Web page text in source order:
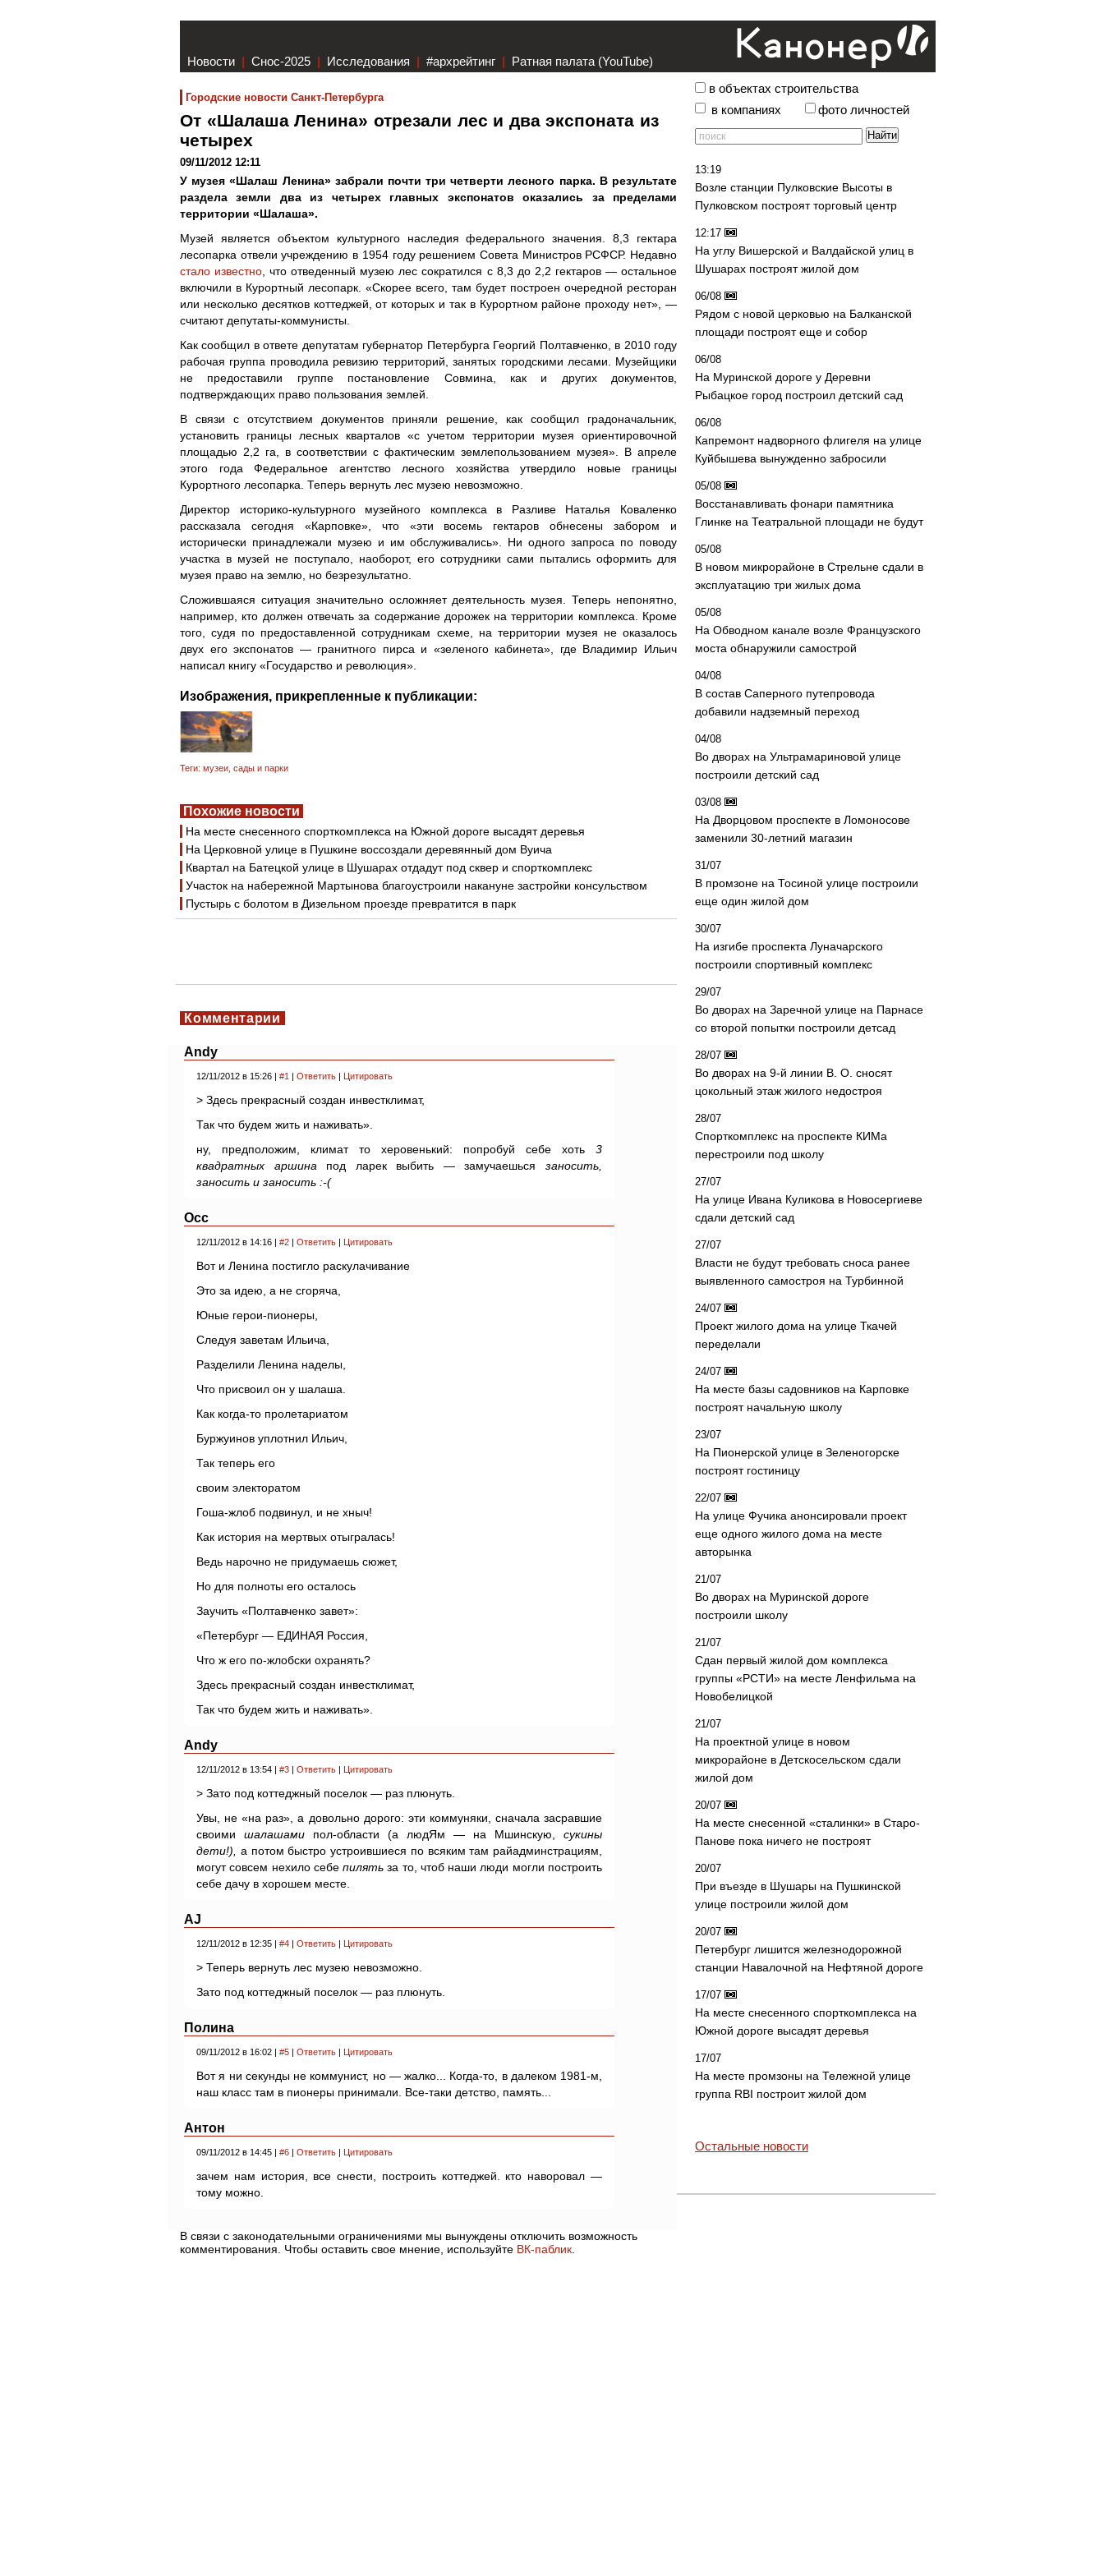
Новости | Снос-2025 | Исследования | #архрейтинг | Ратная палата (YouTube)
Городские новости Санкт-Петербурга
От «Шалаша Ленина» отрезали лес и два экспоната из
четырех
09/11/2012 12:11
У музея «Шалаш Ленина» забрали почти три четверти лесного парка. В результате
раздела земли два из четырех главных экспонатов оказались за пределами
территории «Шалаша».
Музей является объектом культурного наследия федерального значения. 8,3 гектара
лесопарка отвели учреждению в 1954 году решением Совета Министров РСФСР. Недавно
стало известно , что отведенный музею лес сократился с 8,3 до 2,2 гектаров — остальное
включили в Курортный лесопарк. «Скорее всего, там будет построен очередной ресторан
или несколько десятков коттеджей, от которых и так в Курортном районе проходу нет», —
считают депутаты-коммунисты.
Как сообщил в ответе депутатам губернатор Петербурга Георгий Полтавченко, в 2010 году
рабочая группа проводила ревизию территорий, занятых городскими лесами. Музейщики
не предоставили группе постановление Совмина, как и других документов,
подтверждающих право пользования землей.
В связи с отсутствием документов приняли решение, как сообщил градоначальник,
установить границы лесных кварталов «с учетом территории музея ориентировочной
площадью 2,2 га, в соответствии с фактическим землепользованием музея». В апреле
этого года Федеральное агентство лесного хозяйства утвердило новые границы
Курортного лесопарка. Теперь вернуть лес музею невозможно.
Директор историко-культурного музейного комплекса в Разливе Наталья Коваленко
рассказала сегодня «Карповке», что «эти восемь гектаров обнесены забором и
исторически принадлежали музею и им обслуживались». Ни одного запроса по поводу
участка в музей не поступало, наоборот, его сотрудники сами пытались оформить для
музея право на землю, но безрезультатно.
Сложившаяся ситуация значительно осложняет деятельность музея. Теперь непонятно,
например, кто должен отвечать за содержание дорожек на территории комплекса. Кроме
того, судя по предоставленной сотрудникам схеме, на территории музея не оказалось
двух его экспонатов — гранитного пирса и «зеленого кабинета», где Владимир Ильич
написал книгу «Государство и революция».
Изображения, прикрепленные к публикации:
Теги: музеи сады и парки
Похожие новости
На месте снесенного спорткомплекса на Южной дороге высадят деревья
На Церковной улице в Пушкине воссоздали деревянный дом Вуича
Квартал на Батецкой улице в Шушарах отдадут под сквер и спорткомплекс
Участок на набережной Мартынова благоустроили накануне застройки консульством
Пустырь с болотом в Дизельном проезде превратится в парк
Комментарии
Andy
12/11/2012 в 15:26 | #1 | Ответить | Цитировать
> Здесь прекрасный создан инвестклимат,
Так что будем жить и наживать».
ну, предположим, климат то херовенький: попробуй себе хоть 3
квадратных аршина под ларек выбить — замучаешьсязаносить,
заносить и заносить :-(
Осс
12/11/2012 в 14:16 | #2 | Ответить | Цитировать
Вот и Ленина постигло раскулачивание
Это за идею, а не сгоряча,
Юные герои-пионеры,
Следуя заветам Ильича,
Разделили Ленина наделы,
Что присвоил он у шалаша.
Как когда-то пролетариатом
Буржуинов уплотнил Ильич,
Так теперь его
своим электоратом
Гоша-жлоб подвинул, и не хныч!
Как история на мертвых отыгралась!
Ведь нарочно не придумаешь сюжет,
Но для полноты его осталось
Заучить «Полтавченко завет»:
«Петербург — ЕДИНАЯ Россия,
Что ж его по-жлобски охранять?
Здесь прекрасный создан инвестклимат,
Так что будем жить и наживать».
Andy
12/11/2012 в 13:54 | #3 | Ответить | Цитировать
> Зато под коттеджный поселок — раз плюнуть.
Увы, не «на раз», а довольно дорого: эти коммуняки, сначала засравшие
своими шалашами пол-области (а людЯм — на Мшинскую, сукины
дети!),
а потом быстро устроившиеся по всяким там райадминстрациям,
могут совсем нехило себепилять за то, чтоб наши люди могли построить
себе дачу в хорошем месте.
AJ
12/11/2012 в 12:35 | #4 | Ответить | Цитировать
> Теперь вернуть лес музею невозможно.
Зато под коттеджный поселок — раз плюнуть.
Полина
09/11/2012 в 16:02 | #5 | Ответить | Цитировать
Вот я ни секунды не коммунист, но — жалко... Когда-то, в далеком 1981-м,
наш класс там в пионеры принимали. Все-таки детство, память...
Антон
09/11/2012 в 14:45 | #6 | Ответить | Цитировать
зачем нам история, все снести, построить коттеджей. кто наворовал —
тому можно.
В связи с законодательными ограничениями мы вынуждены отключить возможность
комментирования. Чтобы оставить свое мнение, используйте ВК-паблик
в объектах строительства
в компаниях
фото личностей
13:19
Возле станции Пулковские Высоты в
Пулковском построят торговый центр
12:17
На углу Вишерской и Валдайской улиц в
Шушарах построят жилой дом
06/08
Рядом с новой церковью на Балканской
площади построят еще и собор
06/08
На Муринской дороге у Деревни
Рыбацкое город построил детский сад
06/08
Капремонт надворного флигеля на улице
Куйбышева вынужденно забросили
05/08
Восстанавливать фонари памятника
Глинке на Театральной площади не будут
05/08
В новом микрорайоне в Стрельне сдали в
эксплуатацию три жилых дома
05/08
На Обводном канале возле Французского
моста обнаружили самострой
04/08
В состав Саперного путепровода
добавили надземный переход
04/08
Во дворах на Ультрамариновой улице
построили детский сад
03/08
На Дворцовом проспекте в Ломоносове
заменили 30-летний магазин
31/07
В промзоне на Тосиной улице построили
еще один жилой дом
30/07
На изгибе проспекта Луначарского
построили спортивный комплекс
29/07
Во дворах на Заречной улице на Парнасе
со второй попытки построили детсад
28/07
Во дворах на 9-й линии В. О. сносят
цокольный этаж жилого недостроя
28/07
Спорткомплекс на проспекте КИМа
перестроили под школу
27/07
На улице Ивана Куликова в Новосергиеве
сдали детский сад
27/07
Власти не будут требовать сноса ранее
выявленного самостроя на Турбинной
24/07
Проект жилого дома на улице Ткачей
переделали
24/07
На месте базы садовников на Карповке
построят начальную школу
23/07
На Пионерской улице в Зеленогорске
построят гостиницу
22/07
На улице Фучика анонсировали проект
еще одного жилого дома на месте
авторынка
21/07
Во дворах на Муринской дороге
построили школу
21/07
Сдан первый жилой дом комплекса
группы «РСТИ» на месте Ленфильма на
Новобелицкой
21/07
На проектной улице в новом
микрорайоне в Детскосельском сдали
жилой дом
20/07
На месте снесенной «сталинки» в Старо-
Панове пока ничего не построят
20/07
При въезде в Шушары на Пушкинской
улице построили жилой дом
20/07
Петербург лишится железнодорожной
станции Навалочной на Нефтяной дороге
17/07
На месте снесенного спорткомплекса на
Южной дороге высадят деревья
17/07
На месте промзоны на Тележной улице
группа RBI построит жилой дом
Остальные новости